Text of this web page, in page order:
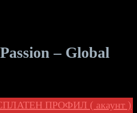
– Global
ПРОФИЛ ( акаунт )